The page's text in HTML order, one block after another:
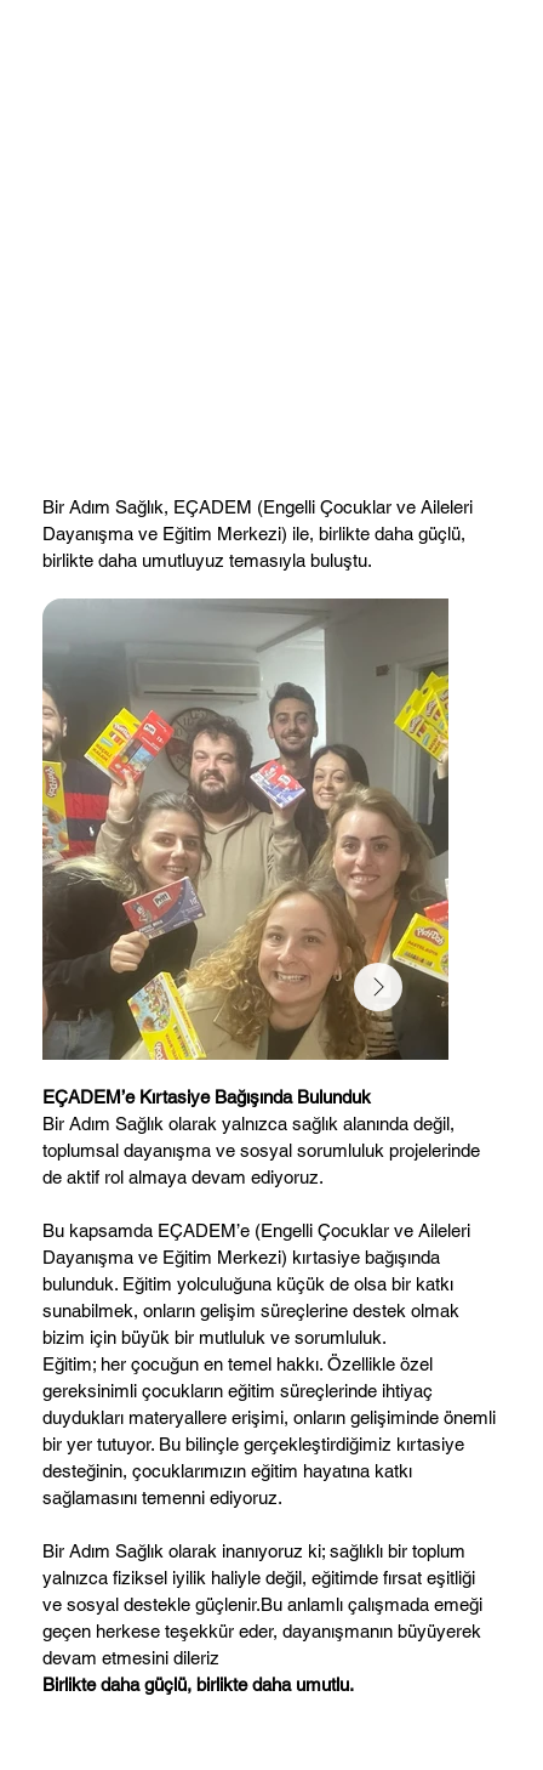
Bir Adım Sağlık, EÇADEM (Engelli Çocuklar ve Aileleri
Dayanışma ve Eğitim Merkezi) ile, birlikte daha güçlü,
birlikte daha umutluyuz temasıyla buluştu.
EÇADEM’e Kırtasiye Bağışında Bulunduk
Bir Adım Sağlık olarak yalnızca sağlık alanında değil,
toplumsal dayanışma ve sosyal sorumluluk projelerinde
de aktif rol almaya devam ediyoruz.
Bu kapsamda EÇADEM’e (Engelli Çocuklar ve Aileleri
Dayanışma ve Eğitim Merkezi) kırtasiye bağışında
bulunduk. Eğitim yolculuğuna küçük de olsa bir katkı
sunabilmek, onların gelişim süreçlerine destek olmak
bizim için büyük bir mutluluk ve sorumluluk.
Eğitim; her çocuğun en temel hakkı. Özellikle özel
gereksinimli çocukların eğitim süreçlerinde ihtiyaç
duydukları materyallere erişimi, onların gelişiminde önemli
bir yer tutuyor. Bu bilinçle gerçekleştirdiğimiz kırtasiye
desteğinin, çocuklarımızın eğitim hayatına katkı
sağlamasını temenni ediyoruz.
Bir Adım Sağlık olarak inanıyoruz ki; sağlıklı bir toplum
yalnızca fiziksel iyilik haliyle değil, eğitimde fırsat eşitliği
ve sosyal destekle güçlenir.Bu anlamlı çalışmada emeği
geçen herkese teşekkür eder, dayanışmanın büyüyerek
devam etmesini dileriz
Birlikte daha güçlü, birlikte daha umutlu.